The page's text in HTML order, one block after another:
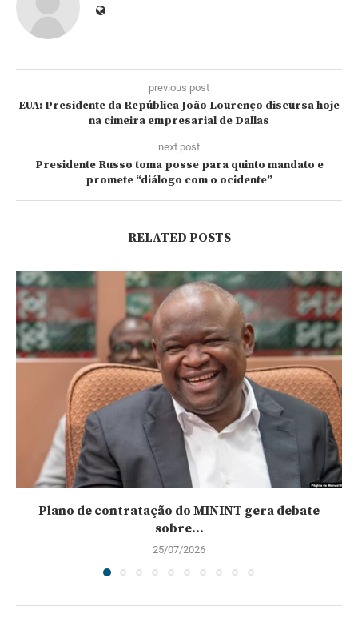
previous post
EUA: Presidente da República João Lourenço discursa hoje
na cimeira empresarial de Dallas
next post
Presidente Russo toma posse para quinto mandato e
promete “diálogo com o ocidente”
RELATED POSTS
Plano de contratação do MININT gera debate
sobre...
25/07/2026